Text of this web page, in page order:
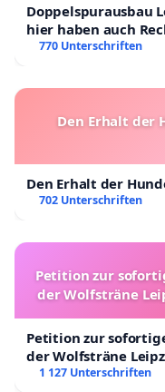
Doppelspurausbau
hier haben auch
770 Unterschriften
Den Erhalt der
Den Erhalt der
702 Unterschriften
Petition zur
der Wolfsträne
Petition zur
der Wolfsträne
1 127 Unterschriften